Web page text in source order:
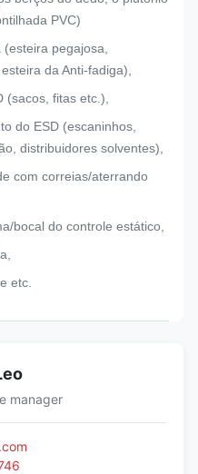
PVC)
pegajosa,
da Anti-fadiga),
(sacos, fitas etc.),
do ESD (escaninhos,
distribuidores solventes),
com correias/aterrando
bocal do controle estático,
etc.
manager